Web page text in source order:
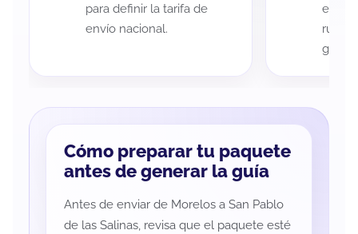
para definir la tarifa de
envío nacional.
es
ruta
guía
Cómo preparar tu paquete
antes de generar la guía
Antes de enviar de Morelos a San Pablo
de las Salinas, revisa que el paquete esté